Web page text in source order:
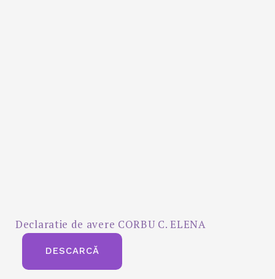
Declaratie de avere CORBU C. ELENA
DESCARCĂ